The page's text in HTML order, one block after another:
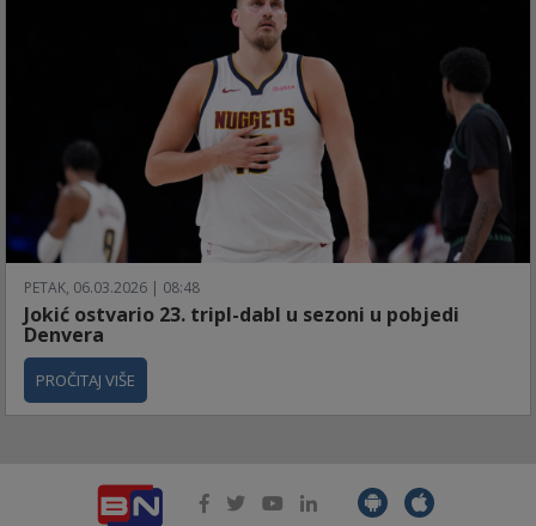
PETAK, 06.03.2026 | 08:48
Jokić ostvario 23. tripl-dabl u sezoni u pobjedi
Denvera
PROČITAJ VIŠE